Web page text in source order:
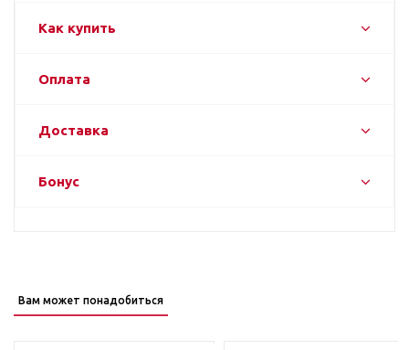
Как купить
Оплата
Доставка
Бонус
Вам может понадобиться